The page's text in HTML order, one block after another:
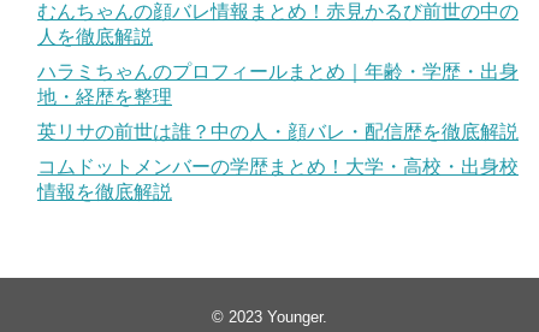
むんちゃんの顔バレ情報まとめ！赤見かるび前世の中の
人を徹底解説
ハラミちゃんのプロフィールまとめ｜年齢・学歴・出身
地・経歴を整理
英リサの前世は誰？中の人・顔バレ・配信歴を徹底解説
コムドットメンバーの学歴まとめ！大学・高校・出身校
情報を徹底解説
© 2023 Younger.